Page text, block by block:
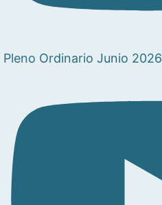
Pleno Ordinario Junio 2026